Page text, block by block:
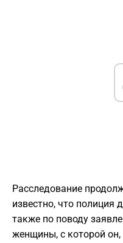
Расследование
известно, что полиция
также по поводу
женщины, с которой